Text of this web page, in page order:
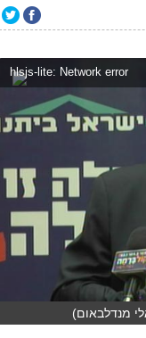
hlsjs-lite: Network error
מנדלבאום)